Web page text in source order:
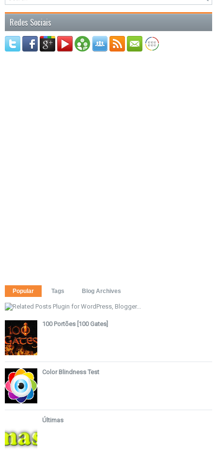
Redes Sociais
Popular Tags Blog Archives
100 Portões [100 Gates]
Color Blindness Test
Últimas